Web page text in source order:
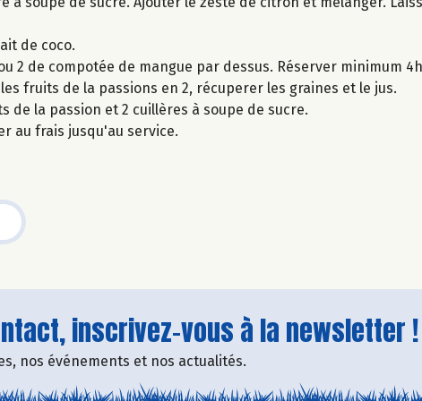
de coco.
2 de compotée de mangue par dessus. Réserver minimum
fruits de la passions en 2, récuperer les graines et le jus.
de la passion et 2 cuillères à soupe de sucre.
au frais jusqu'au service.
inscrivez-vous à la newsletter !
nos événements et nos actualités.